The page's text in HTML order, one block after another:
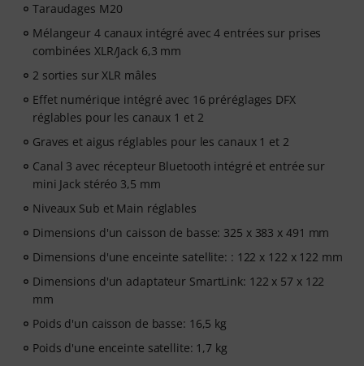
Taraudages M20
Mélangeur 4 canaux intégré avec 4 entrées sur prises
combinées XLR/Jack 6,3 mm
2 sorties sur XLR mâles
Effet numérique intégré avec 16 préréglages DFX
réglables pour les canaux 1 et 2
Graves et aigus réglables pour les canaux 1 et 2
Canal 3 avec récepteur Bluetooth intégré et entrée sur
mini Jack stéréo 3,5 mm
Niveaux Sub et Main réglables
Dimensions d'un caisson de basse: 325 x 383 x 491 mm
Dimensions d'une enceinte satellite: : 122 x 122 x 122 mm
Dimensions d'un adaptateur SmartLink: 122 x 57 x 122
mm
Poids d'un caisson de basse: 16,5 kg
Poids d'une enceinte satellite: 1,7 kg